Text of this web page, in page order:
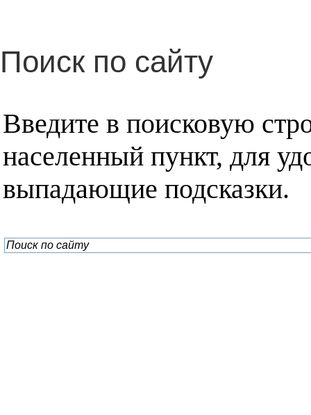
Поиск по сайту
Введите в поисковую
населенный пункт, для
выпадающие подсказки.